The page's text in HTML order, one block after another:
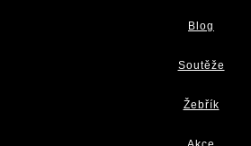
Blog
Soutěže
Žebřík